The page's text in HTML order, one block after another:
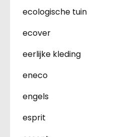
ecologische tuin
ecover
eerlijke kleding
eneco
engels
esprit